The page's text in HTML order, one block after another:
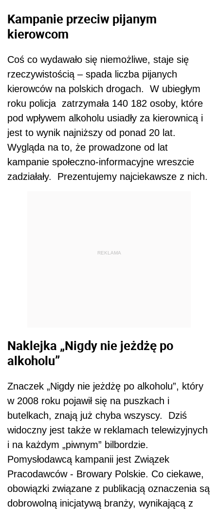
Kampanie przeciw pijanym
kierowcom
Coś co wydawało się niemożliwe, staje się
rzeczywistością – spada liczba pijanych
kierowców na polskich drogach. W ubiegłym
roku policja zatrzymała 140 182 osoby, które
pod wpływem alkoholu usiadły za kierownicą i
jest to wynik najniższy od ponad 20 lat.
Wygląda na to, że prowadzone od lat
kampanie społeczno-informacyjne wreszcie
zadziałały. Prezentujemy najciekawsze z nich.
REKLAMA
Naklejka „Nigdy nie jeżdżę po
alkoholu”
Znaczek „Nigdy nie jeżdżę po alkoholu”, który
w 2008 roku pojawił się na puszkach i
butelkach, znają już chyba wszyscy. Dziś
widoczny jest także w reklamach telewizyjnych
i na każdym „piwnym” bilbordzie.
Pomysłodawcą kampanii jest Związek
Pracodawców - Browary Polskie. Co ciekawe,
obowiązki związane z publikacją oznaczenia są
dobrowolną inicjatywą branży, wynikającą z